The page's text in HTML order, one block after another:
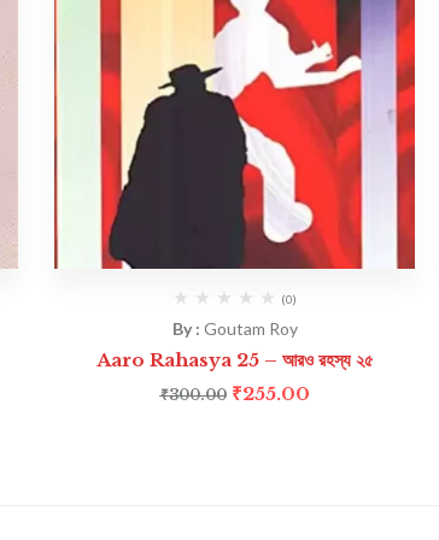
(0)
By : Goutam Roy
Aaro Rahasya 25 – আরও রহস্য ২৫
₹300.00 ₹255.00